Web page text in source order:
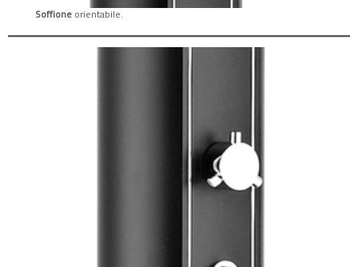
Soffione orientabile.